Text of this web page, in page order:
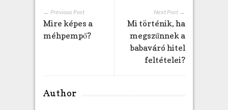
s
Next Post →
Mi történik, ha
megszűnnek a
babaváró hitel
feltételei?
← Previous Post
Mire képes a
méhpempő?
Author